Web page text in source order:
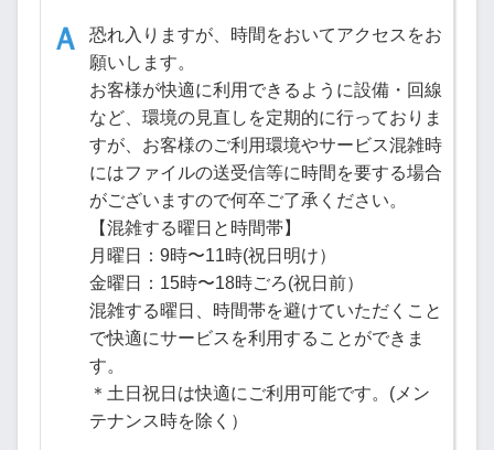
恐れ入りますが、時間をおいてアクセスをお
願いします。
お客様が快適に利用できるように設備・回線
など、環境の見直しを定期的に行っておりま
すが、お客様のご利用環境やサービス混雑時
にはファイルの送受信等に時間を要する場合
がございますので何卒ご了承ください。
【混雑する曜日と時間帯】
月曜日：9時〜11時(祝日明け）
金曜日：15時〜18時ごろ(祝日前）
混雑する曜日、時間帯を避けていただくこと
で快適にサービスを利用することができま
す。
＊土日祝日は快適にご利用可能です。(メン
テナンス時を除く）